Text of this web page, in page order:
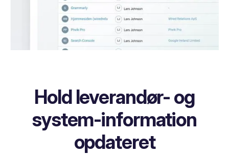
Hold leverandør- og
system-information
opdateret